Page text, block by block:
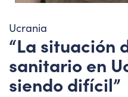
Ucrania
“La situación
sanitario en
siendo difícil”